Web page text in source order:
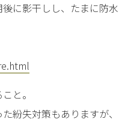
に影干しし、たまに防水
と。
紛失対策もありますが、